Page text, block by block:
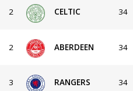
2 CELTIC 34
2 ABERDEEN 34
3 RANGERS 34